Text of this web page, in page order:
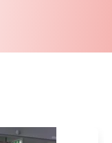
werden
. LUMITOS darf
Ihre
von